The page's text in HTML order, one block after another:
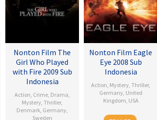
Nonton Film The
Girl Who Played
with Fire 2009 Sub
Indonesia
Action Crime Drama
Mystery Thriller,
Denmark Germany
Sweden
Nonton Film Eagle
Eye 2008 Sub
Indonesia
Action Mystery Thriller,
Germany, United
Kingdom USA
25
D.J.